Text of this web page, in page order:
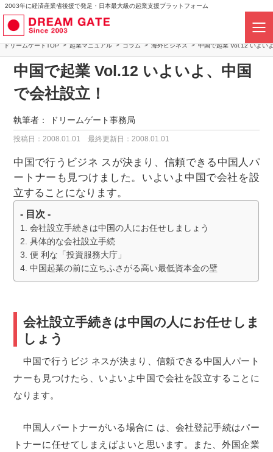
2003年に経済産業省後援で発足・日本最大級の起業支援プラットフォーム
ドリームゲートTOP 起業マニュアル コラム 海外ビジネス 中国で起業 Vol.12 いよい
中国で起業 Vol.12 いよいよ、中国
で会社設立！
執筆者： ドリームゲート事務局
投稿日：2008.01.01 最終更新日：2008.01.01
中国で行うビジネ スが決まり、信頼できる中国人パ
ートナーも見つけました。いよいよ中国で会社を設
立することになります。
- 目次 -
会社設立手続きは中国の人にお任せしましょう
具体的な会社設立手続
便 利な「投資服務大庁」
中国起業の前に立ちふさがる高い最低資本金の壁
会社設立手続きは中国の人にお任せしま
しょう
中国で行うビジ ネスが決まり、信頼できる中国人パート
ナーも見つけたら、いよいよ中国で会社を設立することに
なります。
中国人パートナーがいる場合に は、会社登記手続はパー
トナーに任せてしまえばよいと思います。また、外国企業